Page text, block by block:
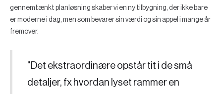
gennemtænkt planløsning skaber vi en ny tilbygning, der ikke bare
er moderne i dag, men som bevarer sin værdi og sin appel i mange år
fremover.
"Det ekstraordinære opstår tit i de små
detaljer, fx hvordan lyset rammer en